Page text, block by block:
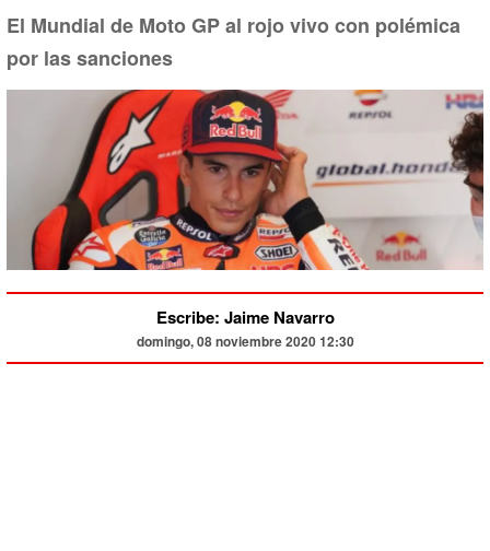
El Mundial de Moto GP al rojo vivo con polémica
por las sanciones
Escribe: Jaime Navarro
domingo, 08 noviembre 2020 12:30